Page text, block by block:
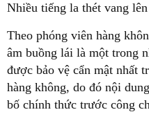
Nhiều tiếng la thét vang
Theo phóng viên hàng
âm buồng lái là một trong
được bảo vệ cẩn mật nhất
hàng không, do đó nội
bố chính thức trước công